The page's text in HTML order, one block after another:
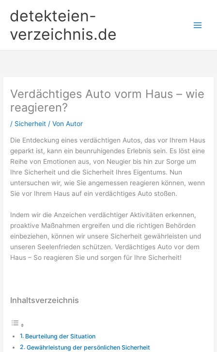
Inhaltdetekteien-
verzeichnis.de
Verdächtiges Auto vorm Haus – wie
reagieren?
/ Sicherheit / VonAutor
Die Entdeckung eines verdächtigen Autos, das vor Ihrem Haus
geparkt ist, kann ein beunruhigendes Erlebnis sein. Es löst eine
Reihe von Emotionen aus, von Neugier bis hin zur Sorge um
Ihre Sicherheit und die Sicherheit Ihres Eigentums. Nun
untersuchen wir, wie Sie angemessen reagieren können, wenn
Sie vor Ihrem Haus auf ein verdächtiges Auto stoßen.
Indem wir die Anzeichen verdächtiger Aktivitäten erkennen,
proaktive Maßnahmen ergreifen und die richtigen Behörden
einbeziehen, können wir unsere Sicherheit gewährleisten und
unseren Seelenfrieden schützen. Verdächtiges Auto vor dem
Haus – So reagieren Sie und sorgen für Ihre Sicherheit!
Inhaltsverzeichnis
Beurteilung der Situation
Gewährleistung der persönlichen Sicherheit